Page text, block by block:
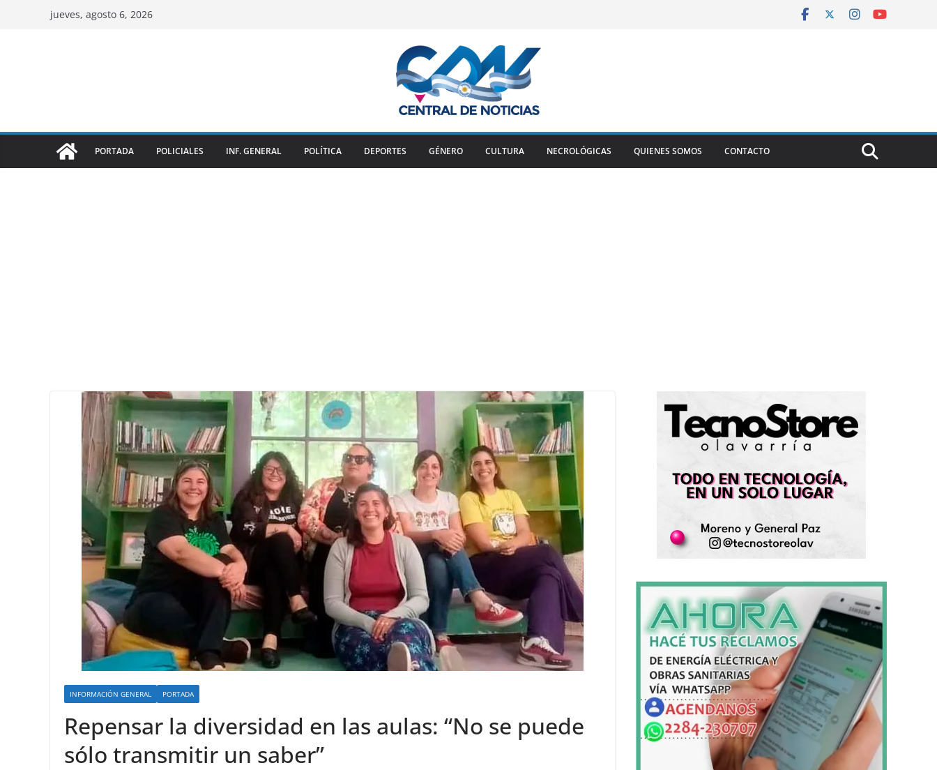
jueves, agosto 6, 2026
PORTADA POLICIALES INF. GENERAL POLÍTICA DEPORTES GÉNERO CULTURA NECROLÓGICAS QUIENES SOMOS CONTACTO
INFORMACIÓN GENERAL PORTADA
Repensar la diversidad en las aulas: “No se puede
sólo transmitir un saber”